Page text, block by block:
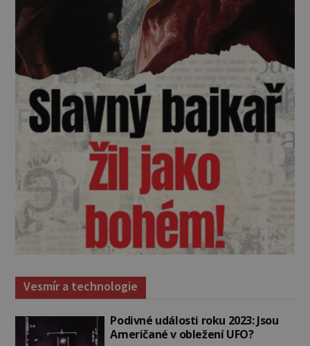
Vesmír a technologie
Podivné události roku 2023: Jsou
Američané v obležení UFO?